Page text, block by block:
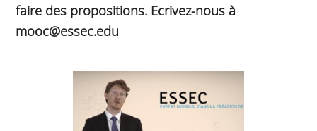
faire des propositions. Ecrivez-nous à
mooc@essec.edu